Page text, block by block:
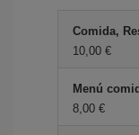
Comida,
10,00 €
Menú
8,00 €